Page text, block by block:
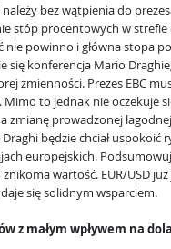
należy bez wątpienia do
stóp procentowych w strefie
nie powinno i główna stopa
się konferencja Mario
zmienności. Prezes EBC
Mimo to jednak nie oczekuje
zmianę prowadzonej
Draghi będzie chciał
europejskich.
wartość. EUR/USD
się solidnym wsparciem.
z małym wpływem na